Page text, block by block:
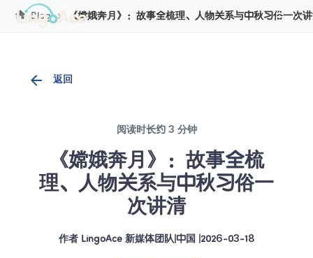
Blog 《嫦娥奔月》：故事全梳理、人物关系与中秋习俗一次
返回
阅读时长约 3 分钟
《嫦娥奔月》：故事全梳
理、人物关系与中秋习俗一
次讲清
作者 LingoAce 新媒体团队| 中国 2026-03-18
Cookie管理